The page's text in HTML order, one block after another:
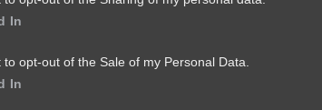
In
to opt-out of the Sale of my Personal Data.
In